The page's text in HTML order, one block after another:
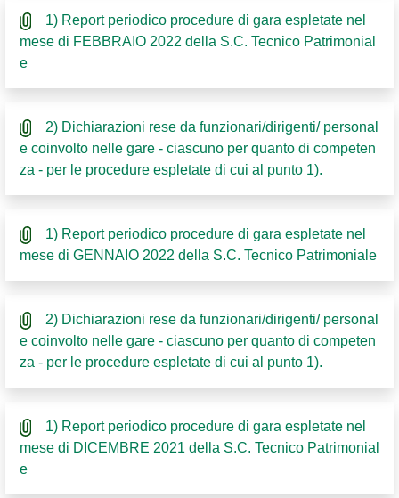
1) Report periodico procedure di gara espletate nel
mese di FEBBRAIO 2022 della S.C. Tecnico Patrimonial
e
2) Dichiarazioni rese da funzionari/dirigenti/ personal
e coinvolto nelle gare - ciascuno per quanto di competen
za - per le procedure espletate di cui al punto 1).
1) Report periodico procedure di gara espletate nel
mese di GENNAIO 2022 della S.C. Tecnico Patrimoniale
2) Dichiarazioni rese da funzionari/dirigenti/ personal
e coinvolto nelle gare - ciascuno per quanto di competen
za - per le procedure espletate di cui al punto 1).
1) Report periodico procedure di gara espletate nel
mese di DICEMBRE 2021 della S.C. Tecnico Patrimonial
e